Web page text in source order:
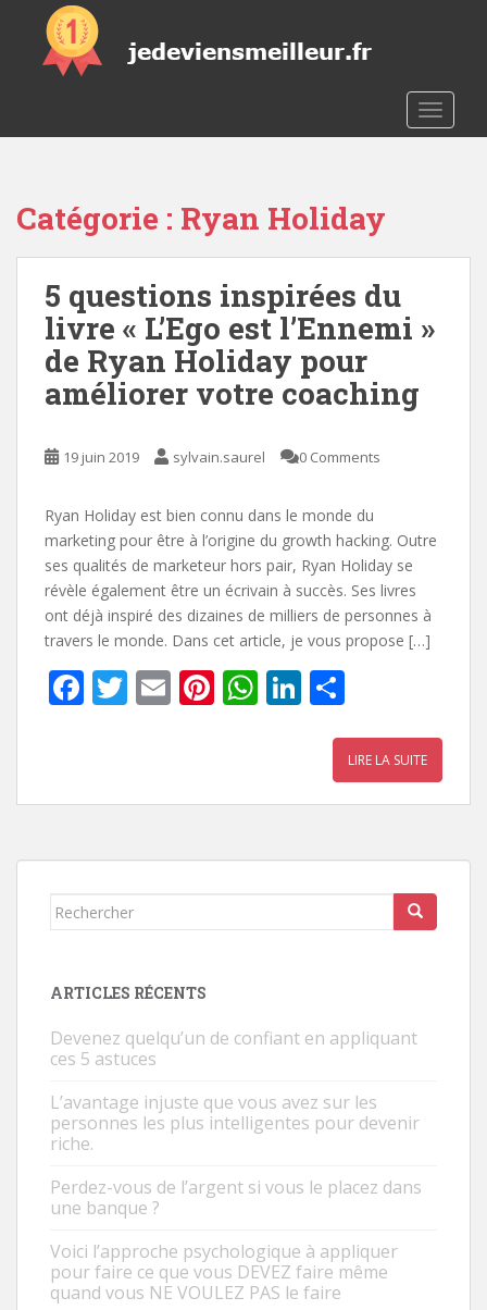
o
Catégorie : Ryan Holiday
5 questions inspirées du
livre « L’Ego est l’Ennemi »
de Ryan Holiday pour
améliorer votre coaching
19 juin 2019 sylvain.saurel 0 Comments
Ryan Holiday est bien connu dans le monde du
marketing pour être à l’origine du growth hacking. Outre
ses qualités de marketeur hors pair, Ryan Holiday se
révèle également être un écrivain à succès. Ses livres
ont déjà inspiré des dizaines de milliers de personnes à
travers le monde. Dans cet article, je vous propose […]
F
b
o
T
er
E
l
Pi
e
W
s
p
Li
e
n
ta
g
LIRE LA SUITE
Rechercher...
ARTICLES RÉCENTS
Devenez quelqu’un de confiant en appliquant
ces 5 astuces
L’avantage injuste que vous avez sur les
personnes les plus intelligentes pour devenir
riche.
Perdez-vous de l’argent si vous le placez dans
une banque ?
Voici l’approche psychologique à appliquer
pour faire ce que vous DEVEZ faire même
quand vous NE VOULEZ PAS le faire